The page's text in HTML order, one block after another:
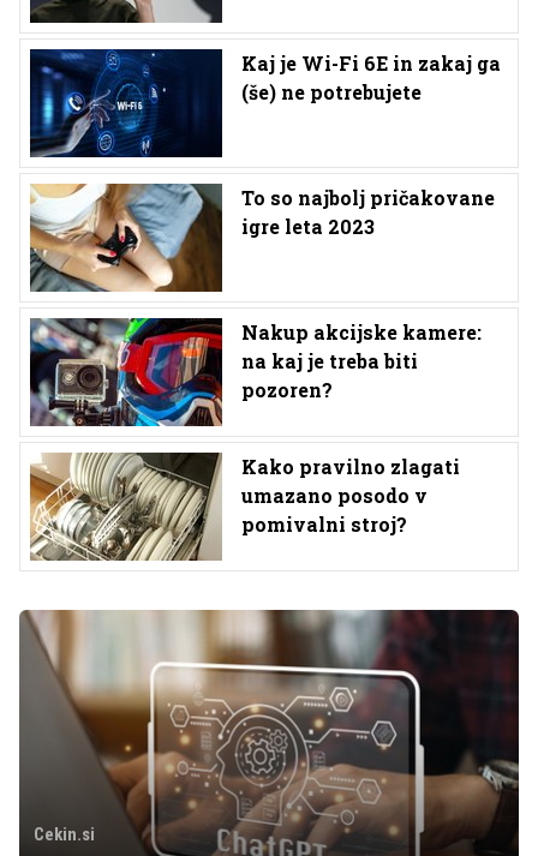
Kaj je Wi-Fi 6E in zakaj ga
(še) ne potrebujete
To so najbolj pričakovane
igre leta 2023
Nakup akcijske kamere:
na kaj je treba biti
pozoren?
Kako pravilno zlagati
umazano posodo v
pomivalni stroj?
Cekin.si